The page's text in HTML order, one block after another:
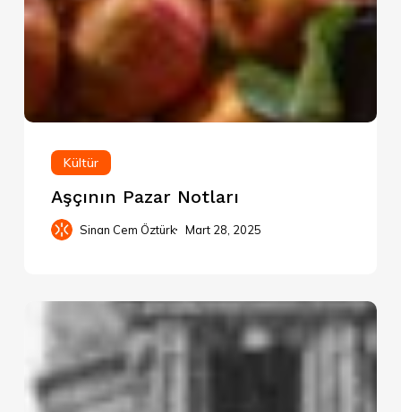
Kültür
Aşçının Pazar Notları
Sinan Cem Öztürk Mart 28, 2025